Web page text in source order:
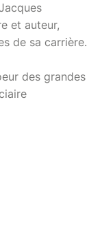
et auteur,
de sa carrière.
des grandes